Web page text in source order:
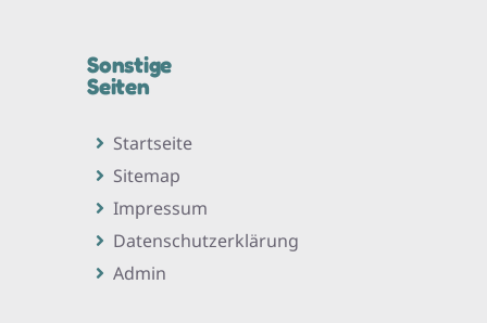
Sonstige
Seiten
Startseite
Sitemap
Impressum
Datenschutzerklärung
Admin